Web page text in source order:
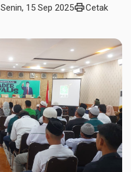
Senin, 15 Sep 2025printCetak